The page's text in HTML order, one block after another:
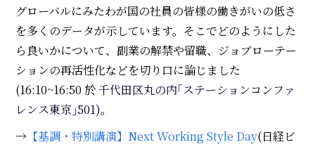
グローバルにみたわが国の社員の皆様の働きがいの低さ
を多くのデータが示しています。そこでどのようにした
ら良いかについて、副業の解禁や留職、ジョブローテー
ションの再活性化などを切り口に論じました
(16:10~16:50 於千代田区丸の内｢ステーションコンファ
レンス東京｣501)。
→ 【基調・特別講演】Next Working Style Day(日経ビ